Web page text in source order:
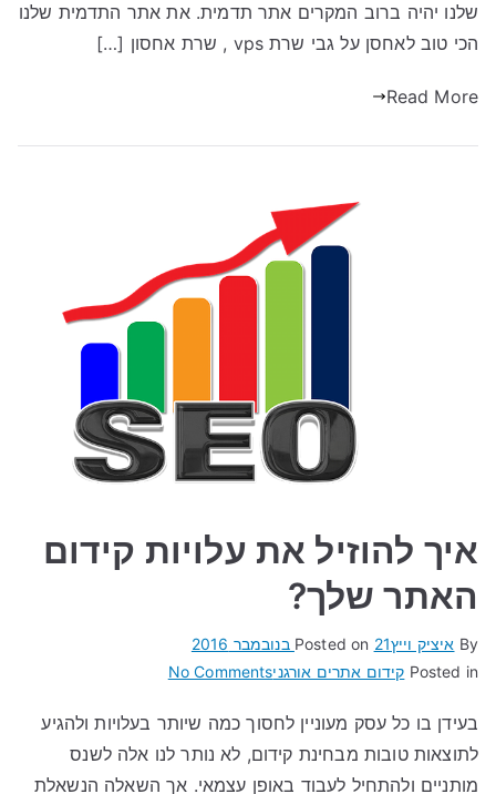
שלנו יהיה ברוב המקרים אתר תדמית. את אתר התדמית שלנו
הכי טוב לאחסן על גבי שרת vps , שרת אחסון […]
Read More
איך להוזיל את עלויות קידום
האתר שלך?
By איציק וייץ Posted on 21 בנובמבר 2016
Posted in קידום אתרים אורגניNo Comments
להוזיל
את
עלויות
בעידן בו כל עסק מעוניין לחסוך כמה שיותר בעלויות ולהגיע
לתוצאות טובות מבחינת קידום, לא נותר לנו אלה לשנס
מותניים ולהתחיל לעבוד באופן עצמאי. אך השאלה הנשאלת